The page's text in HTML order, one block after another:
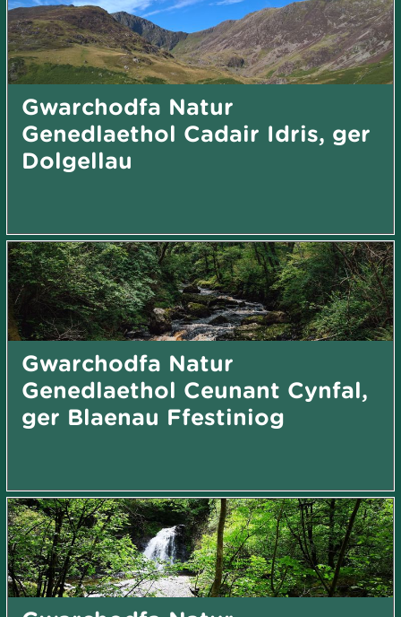
Gwarchodfa Natur
Genedlaethol Cadair Idris, ger
Dolgellau
Gwarchodfa Natur
Genedlaethol Ceunant Cynfal,
ger Blaenau Ffestiniog